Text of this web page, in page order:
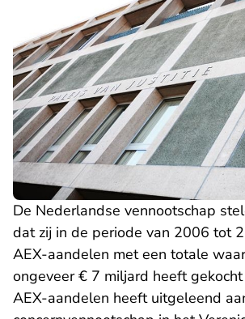
De Nederlandse vennootschap
dat zij in de periode van 2006 tot
AEX-aandelen met een totale
ongeveer € 7 miljard heeft
AEX-aandelen heeft uitgeleend